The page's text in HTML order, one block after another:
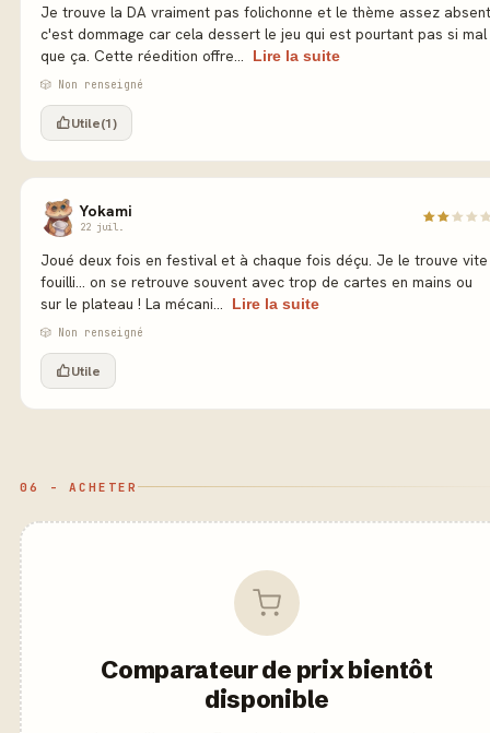
Je trouve la DA vraiment pas folichonne et le thème assez absent
c'est dommage car cela dessert le jeu qui est pourtant pas si mal
que ça. Cette réedition offre...
Lire la suite
🎲 Non renseigné
Utile(1)
Yokami
22 juil.
Joué deux fois en festival et à chaque fois déçu. Je le trouve vite
fouilli... on se retrouve souvent avec trop de cartes en mains ou
sur le plateau ! La mécani...
Lire la suite
🎲 Non renseigné
Utile
06 - ACHETER
Comparateur de prix bientôt
disponible